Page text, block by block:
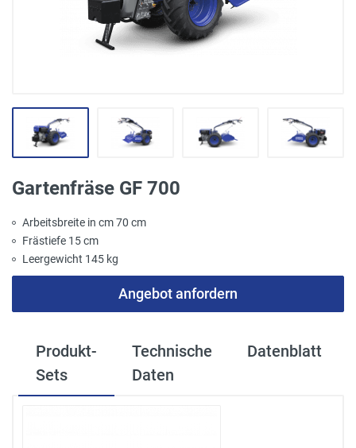
Gartenfräse GF 700
Arbeitsbreite in cm 70 cm
Frästiefe 15 cm
Leergewicht 145 kg
Angebot anfordern
Produkt-
Sets
Technische
Daten
Datenblatt